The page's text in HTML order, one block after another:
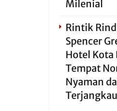
Milenial
Rintik
Spencer
Hotel Kota
Tempat
Nyaman
Terjangkau